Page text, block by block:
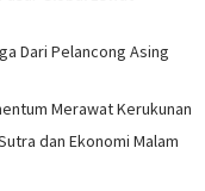
Selasa, 19 Juli 2022,
membuat acara KSM
Meningkat 60 Kali